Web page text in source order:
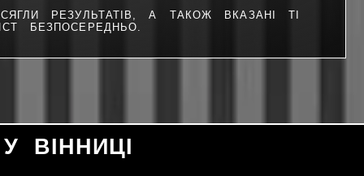
РЕЗУЛЬТАТІВ, А ТАКОЖ ВКАЗАНІ ТІ
БЕЗПОСЕРЕДНЬО.
ВІННИЦІ